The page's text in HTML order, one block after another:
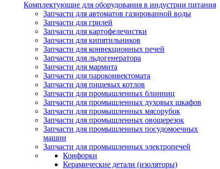
Комплектующие для оборудования в индустрии питания
Запчасти для автоматов газированной воды
Запчасти для грилей
Запчасти для картофелечистки
Запчасти для кипятильников
Запчасти для конвекционных печей
Запчасти для льдогенератора
Запчасти для мармита
Запчасти для пароконвектомата
Запчасти для пищевых котлов
Запчасти для промышленных блинниц
Запчасти для промышленных духовых шкафов
Запчасти для промышленных мясорубок
Запчасти для промышленных овощерезок
Запчасти для промышленных посудомоечных
машин
Запчасти для промышленных электропечей
Конфорки
Керамические детали (изоляторы)